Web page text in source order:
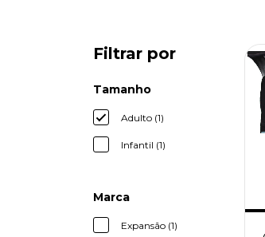
Filtrar por
Tamanho
Adulto (1)
Infantil (1)
Marca
Expansão (1)